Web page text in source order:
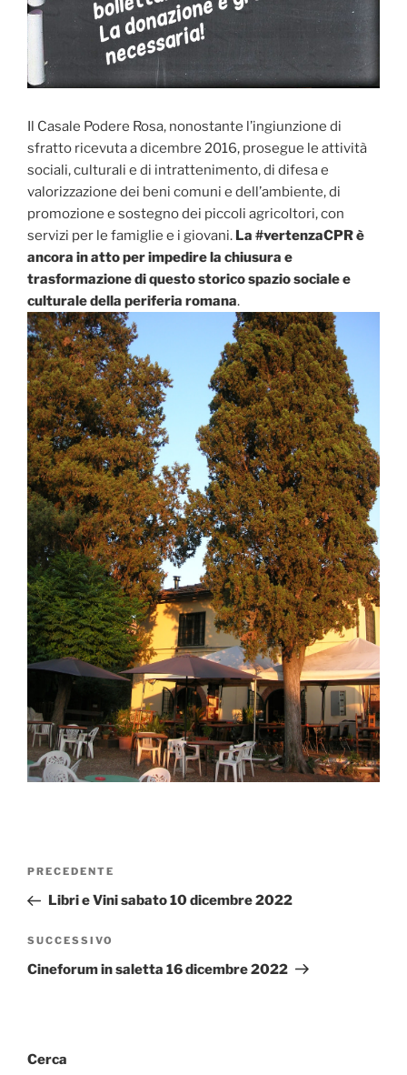
Il Casale Podere Rosa, nonostante l’ingiunzione di
sfratto ricevuta a dicembre 2016, prosegue le attività
sociali, culturali e di intrattenimento, di difesa e
valorizzazione dei beni comuni e dell’ambiente, di
promozione e sostegno dei piccoli agricoltori, con
servizi per le famiglie e i giovani. La #vertenzaCPR è
ancora in atto per impedire la chiusura e
trasformazione di questo storico spazio sociale e
culturale della periferia romana.
Navigazione
Articolo
precedente:
PRECEDENTE
Libri e Vini sabato 10 dicembre 2022
Articolo
successivo
SUCCESSIVO
Cineforum in saletta 16 dicembre 2022
Cerca